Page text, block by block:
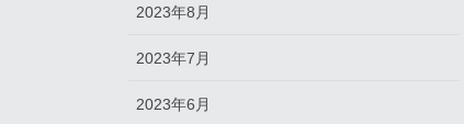
2023年8月
2023年7月
2023年6月